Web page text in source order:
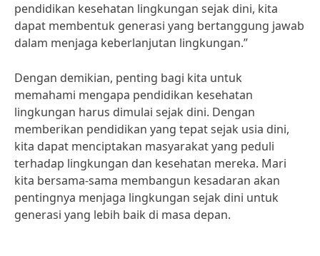
pendidikan kesehatan lingkungan sejak dini, kita
dapat membentuk generasi yang bertanggung jawab
dalam menjaga keberlanjutan lingkungan.”
Dengan demikian, penting bagi kita untuk
memahami mengapa pendidikan kesehatan
lingkungan harus dimulai sejak dini. Dengan
memberikan pendidikan yang tepat sejak usia dini,
kita dapat menciptakan masyarakat yang peduli
terhadap lingkungan dan kesehatan mereka. Mari
kita bersama-sama membangun kesadaran akan
pentingnya menjaga lingkungan sejak dini untuk
generasi yang lebih baik di masa depan.